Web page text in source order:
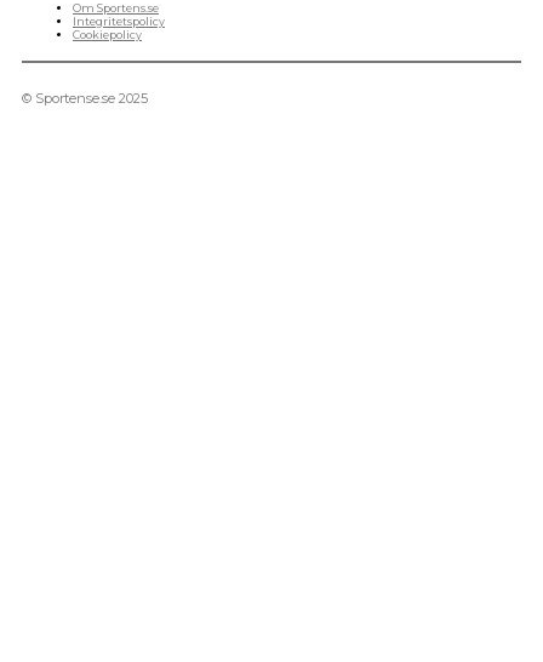
Om Sportens.se
Integritetspolicy
Cookiepolicy
© Sportense.se 2025